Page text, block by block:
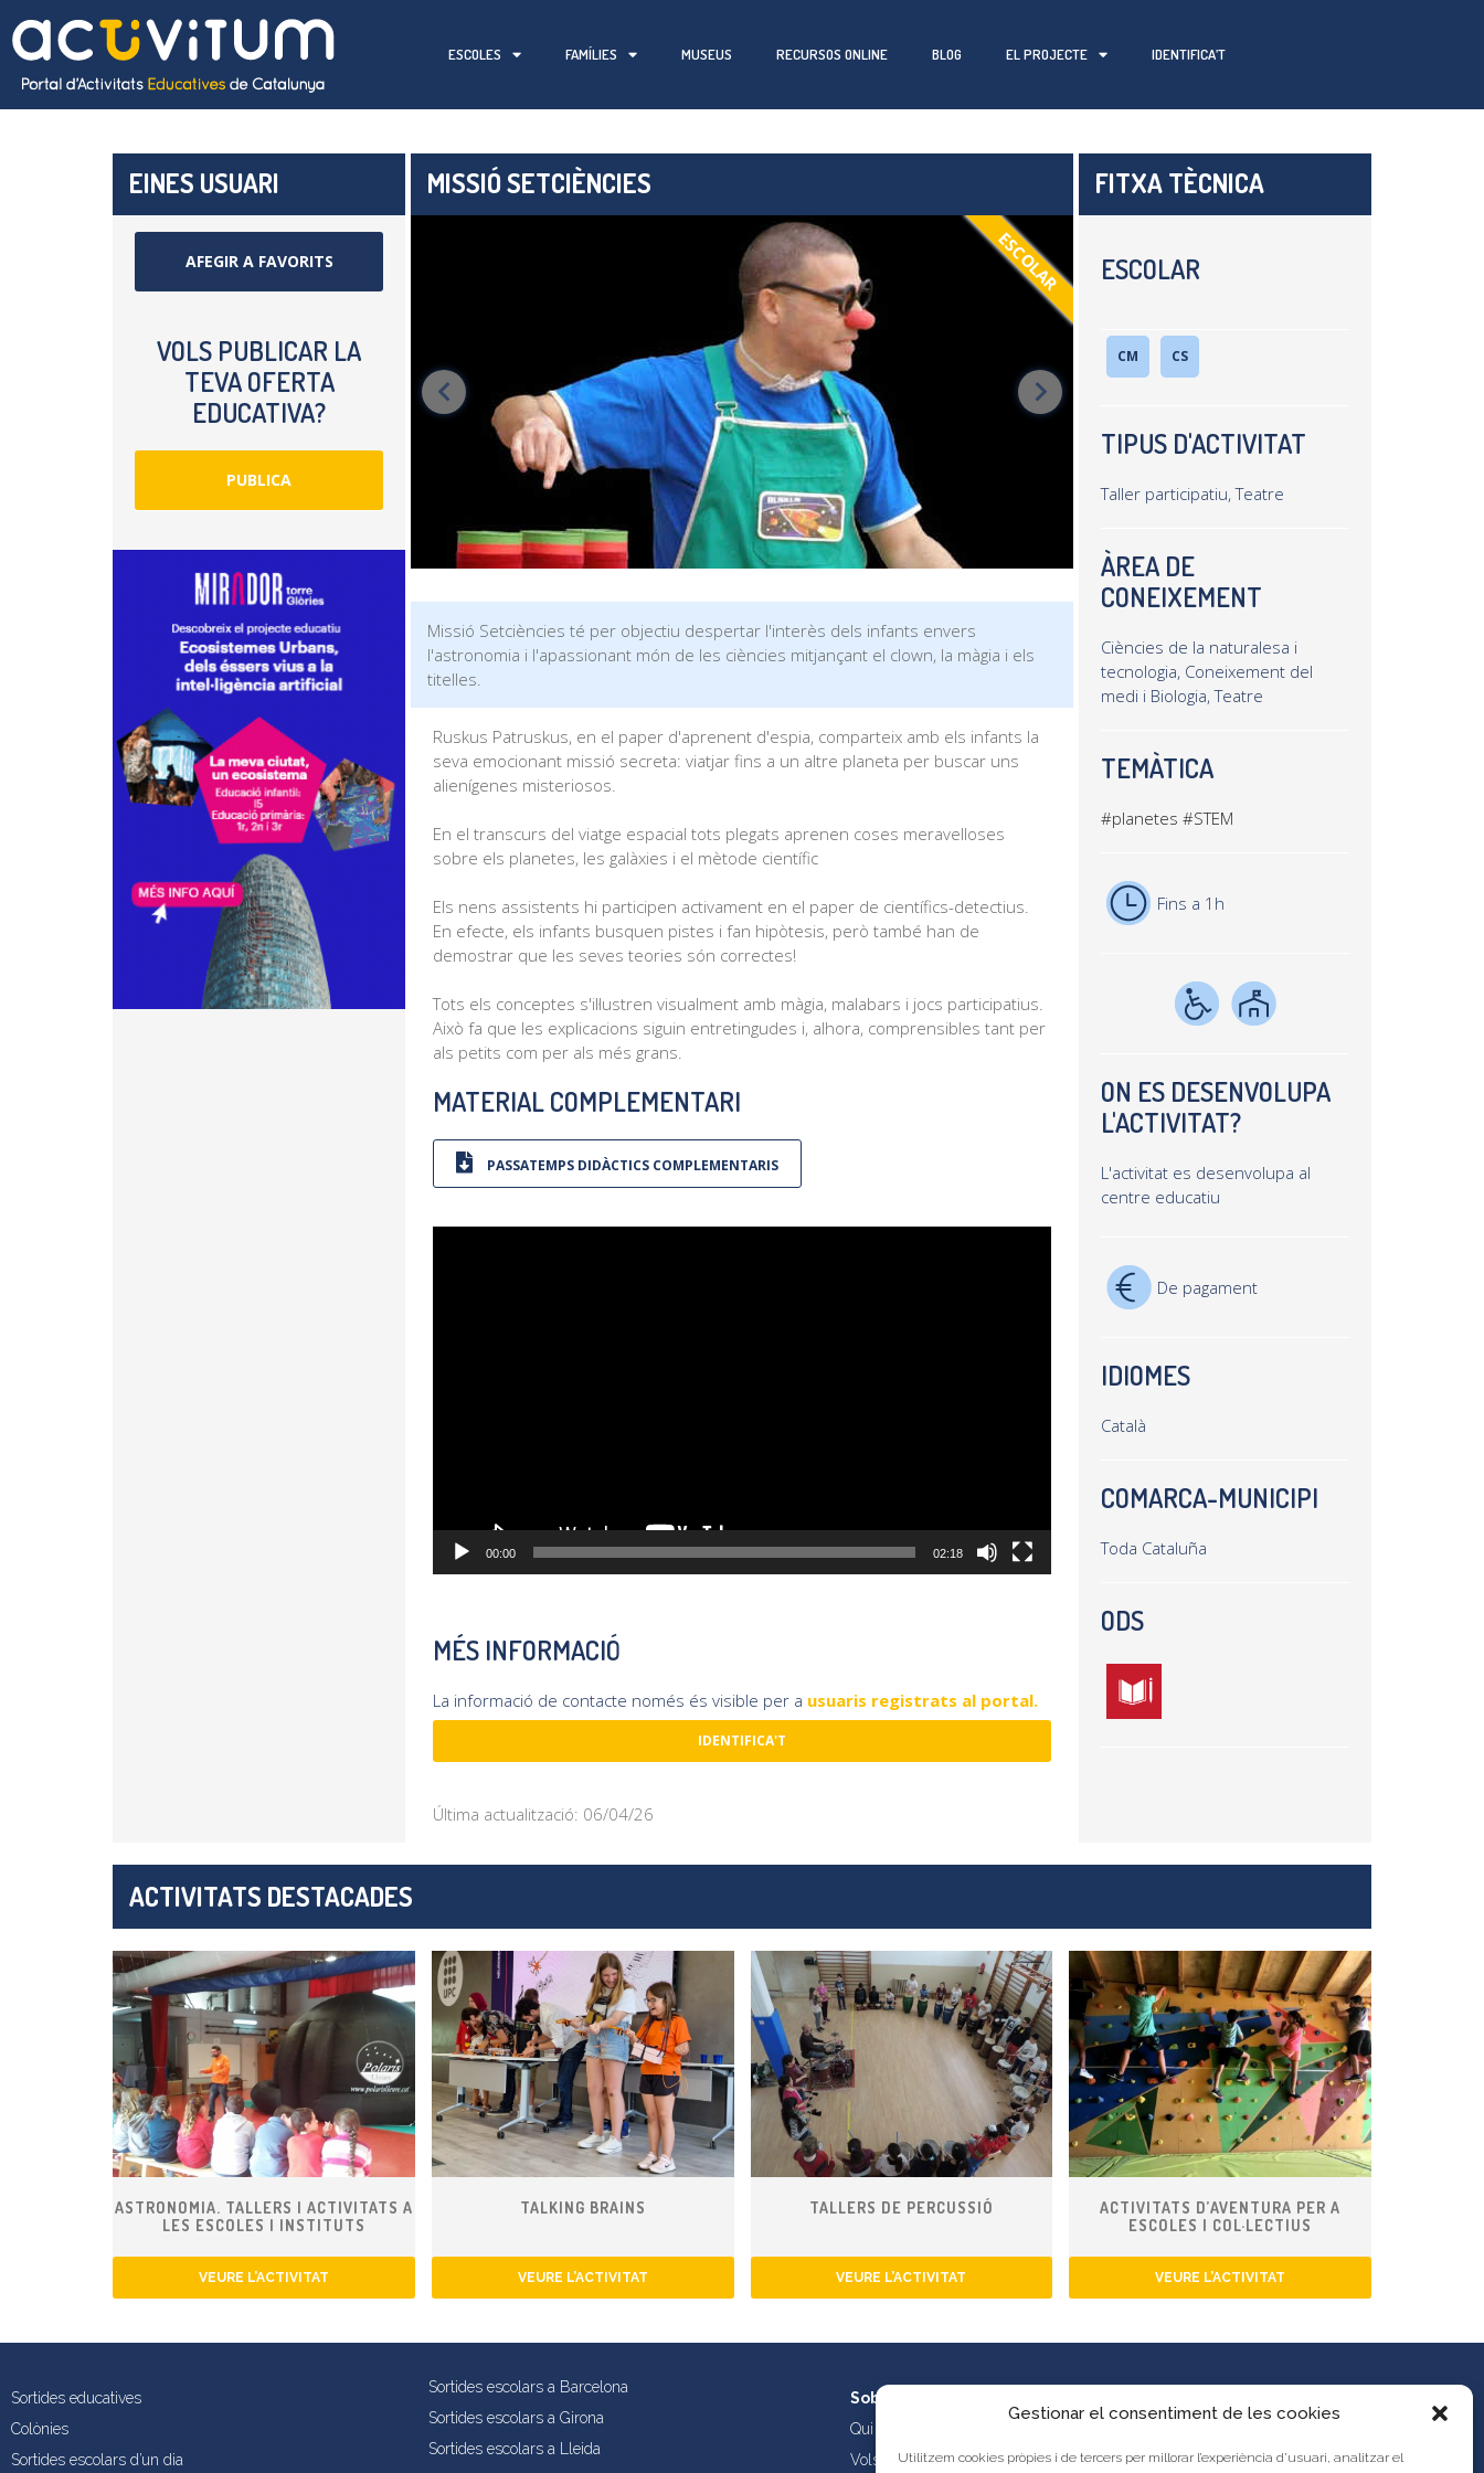
Gestionar el consentiment de les cookies
Utilitzem cookies pròpies i de tercers per millorar l’experiència d’usuari, analitzar el
ESCOLES FAMÍLIES MUSEUS RECURSOS ONLINE BLOG EL PROJECTE IDENTIFICA’T
EINES USUARI
AFEGIR A FAVORITS
VOLS PUBLICAR LA
TEVA OFERTA
EDUCATIVA?
PUBLICA
MISSIÓ SETCIÈNCIES
ESCOLAR
Missió Setciències té per objectiu despertar l'interès dels infants envers
l'astronomia i l'apassionant món de les ciències mitjançant el clown, la màgia i els
titelles.
Ruskus Patruskus, en el paper d'aprenent d'espia, comparteix amb els infants la
seva emocionant missió secreta: viatjar fins a un altre planeta per buscar uns
alienígenes misteriosos.
En el transcurs del viatge espacial tots plegats aprenen coses meravelloses
sobre els planetes, les galàxies i el mètode científic
Els nens assistents hi participen activament en el paper de científics-detectius.
En efecte, els infants busquen pistes i fan hipòtesis, però també han de
demostrar que les seves teories són correctes!
Tots els conceptes s'il·lustren visualment amb màgia, malabars i jocs participatius.
Això fa que les explicacions siguin entretingudes i, alhora, comprensibles tant per
als petits com per als més grans.
MATERIAL COMPLEMENTARI
PASSATEMPS DIDÀCTICS COMPLEMENTARIS
00:00 02:18
MÉS INFORMACIÓ
La informació de contacte només és visible per a usuaris registrats al portal.
IDENTIFICA'T
Última actualització: 06/04/26
FITXA TÈCNICA
ESCOLAR
CM CS
TIPUS D'ACTIVITAT
Taller participatiu, Teatre
ÀREA DE
CONEIXEMENT
Ciències de la naturalesa i
tecnologia, Coneixement del
medi i Biologia, Teatre
TEMÀTICA
#planetes #STEM
Fins a 1h
ON ES DESENVOLUPA
L'ACTIVITAT?
L'activitat es desenvolupa al
centre educatiu
De pagament
IDIOMES
Català
COMARCA-MUNICIPI
Toda Cataluña
ODS
ACTIVITATS DESTACADES
ASTRONOMIA. TALLERS I ACTIVITATS A
LES ESCOLES I INSTITUTS
VEURE L’ACTIVITAT
TALKING BRAINS
VEURE L’ACTIVITAT
TALLERS DE PERCUSSIÓ
VEURE L’ACTIVITAT
ACTIVITATS D’AVENTURA PER A
ESCOLES I COL·LECTIUS
VEURE L’ACTIVITAT
Sortides educatives
Colònies
Sortides escolars d’un dia
Sortides escolars a Barcelona
Sortides escolars a Girona
Sortides escolars a Lleida
Sobre nosaltres
Qui som?
Vols publicar les teves propostes al Portal d’Activitats